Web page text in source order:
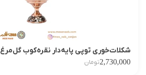
شکلات‌خوری توپی پایه‌دار نقره‌کوب گل‌مرغ
2,730,000تومان